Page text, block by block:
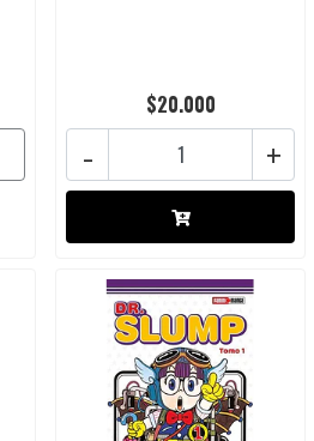
$20.000
+
-